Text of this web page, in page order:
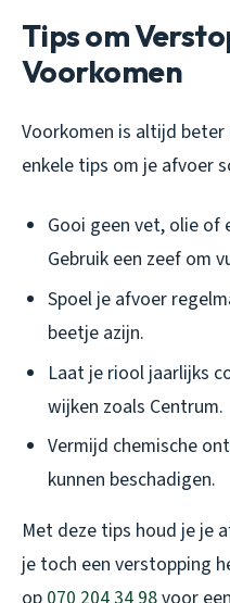
Tips om
Voorkomen
Voorkomen is altijd beter
enkele tips om je afvoer
Gooi geen vet, olie of
Gebruik een zeef om
Spoel je afvoer
beetje azijn.
Laat je riool jaarlijks
wijken zoals Centrum.
Vermijd chemische
kunnen beschadigen.
Met deze tips houd je je
je toch een verstopping